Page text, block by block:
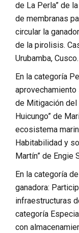
de La Perla” de
de membranas
circular la
de la pirolisis.
Urubamba, Cusco.
En la categoría
aprovechamiento
de Mitigación del
Huicungo” de
ecosistema
Habitabilidad y
Martín” de Engie
En la categoría
ganadora:
infraestructuras
categoría
con